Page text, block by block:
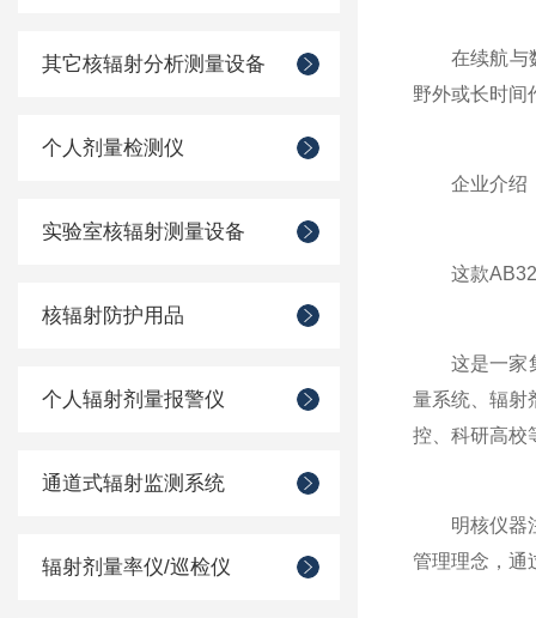
其它核辐射分析测量设备
个人剂量检测仪
实验室核辐射测量设备
核辐射防护用品
个人辐射剂量报警仪
通道式辐射监测系统
辐射剂量率仪/巡检仪
在续航与数
野外或长时间
企业介绍：
这款
这是一家集
量系统、辐射
控、科研高校
明核仪器注
管理理念，通